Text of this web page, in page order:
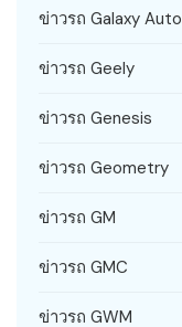
ข่าวรถ Galaxy Auto
ข่าวรถ Geely
ข่าวรถ Genesis
ข่าวรถ Geometry
ข่าวรถ GM
ข่าวรถ GMC
ข่าวรถ GWM